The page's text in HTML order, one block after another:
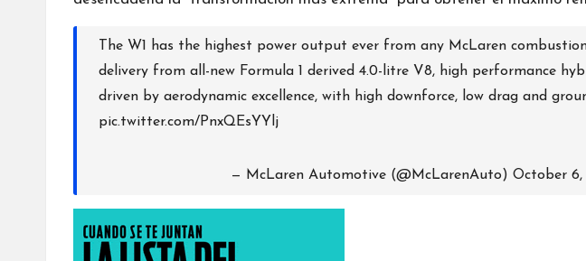
The W1 has the highest power output ever from any McLaren
delivery from all-new Formula 1 derived 4.0-litre V8, high performance
driven by aerodynamic excellence, with high downforce, low drag and
pic.twitter.com/PnxQEsYYlj
— McLaren Automotive (@McLarenAuto) October 6,